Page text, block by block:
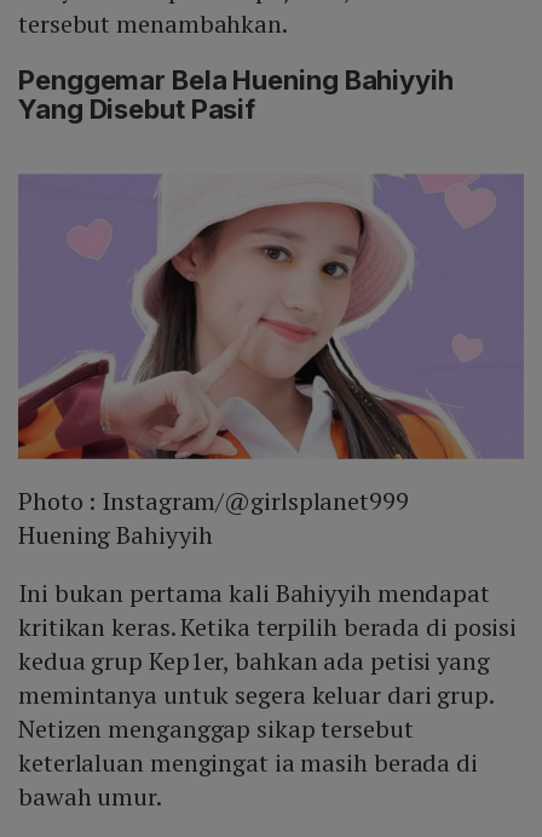
tersebut menambahkan.
Penggemar Bela Huening Bahiyyih
Yang Disebut Pasif
Photo : Instagram/@girlsplanet999
Huening Bahiyyih
Ini bukan pertama kali Bahiyyih mendapat
kritikan keras. Ketika terpilih berada di posisi
kedua grup Kep1er, bahkan ada petisi yang
memintanya untuk segera keluar dari grup.
Netizen menganggap sikap tersebut
keterlaluan mengingat ia masih berada di
bawah umur.